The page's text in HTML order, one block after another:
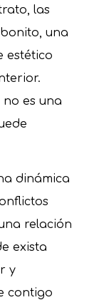
las
una
estético
es una
dinámica
relación
exista
y
contigo